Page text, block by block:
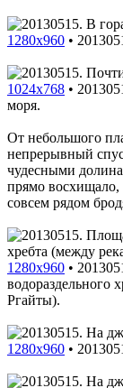
1280x960 •
1024x768 •
моря.
От небольшого
непрерывный
чудесными
прямо
совсем рядом
1280x960 •
водораздельного
Ргайты).
1280x960 •